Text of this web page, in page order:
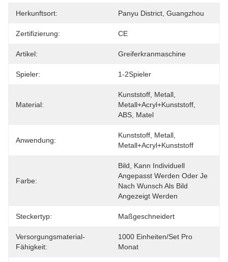
Herkunftsort: Panyu District, Guangzhou
Zertifizierung: CE
Artikel: Greiferkranmaschine
Spieler: 1-2Spieler
Material:
Kunststoff, Metall,
Metall+Acryl+Kunststoff,
ABS, Matel
Anwendung:
Kunststoff, Metall,
Metall+Acryl+Kunststoff
Farbe:
Bild, Kann Individuell
Angepasst Werden Oder Je
Nach Wunsch Als Bild
Angezeigt Werden
Steckertyp: Maßgeschneidert
Versorgungsmaterial-
Fähigkeit:
1000 Einheiten/Set Pro
Monat